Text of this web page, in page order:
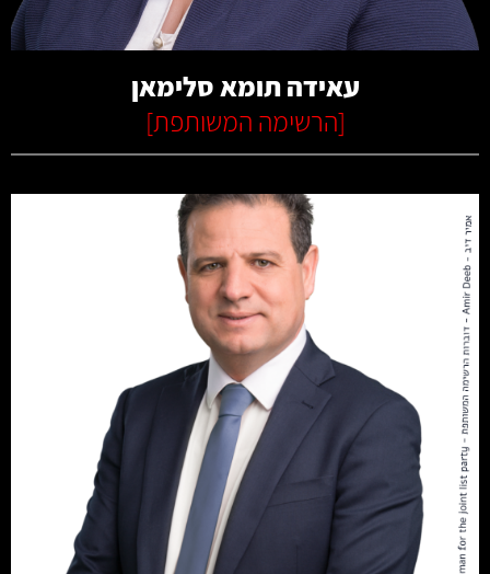
עאידה תומא סלימאן
[הרשימה המשותפת]
קרא עוד